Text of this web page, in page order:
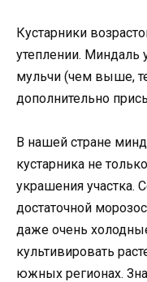
Кустарники
утеплении.
мульчи (чем выше,
дополнительно
В нашей стране
кустарника не
украшения участка.
достаточной
даже очень
культивировать
южных регионах.